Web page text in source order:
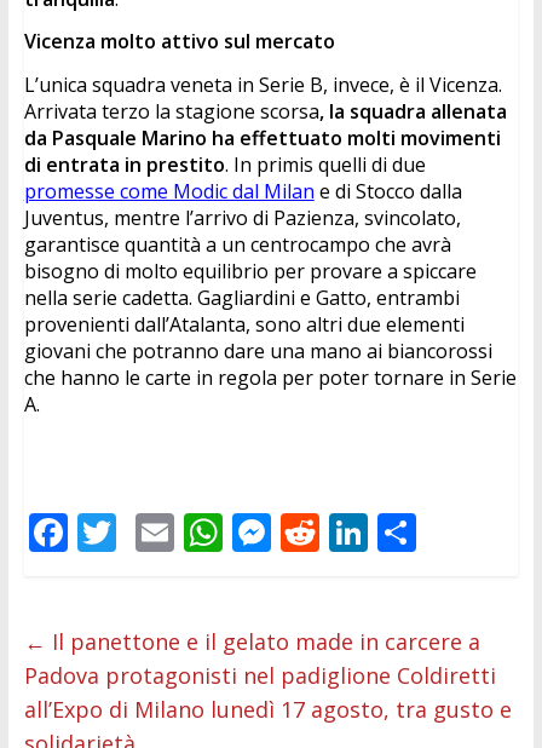
Vicenza molto attivo sul mercato
L’unica squadra veneta in Serie B, invece, è il Vicenza.
Arrivata terzo la stagione scorsa, la squadra allenata
da Pasquale Marino ha effettuato molti movimenti
di entrata in prestito
promesse come Modic dal Milan e di Stocco dalla
Juventus, mentre l’arrivo di Pazienza, svincolato,
garantisce quantità a un centrocampo che avrà
bisogno di molto equilibrio per provare a spiccare
nella serie cadetta. Gagliardini e Gatto, entrambi
provenienti dall’Atalanta, sono altri due elementi
giovani che potranno dare una mano ai biancorossi
che hanno le carte in regola per poter tornare in Serie
A.
F
b
o
o
T
er
E
l
W
s
A
p
M
e
n
g
R
di
t
Li
e
dI
n
C
di
vi
di
← Il panettone e il gelato made in carcere a
Padova protagonisti nel padiglione Coldiretti
all’Expo di Milano lunedì 17 agosto, tra gusto e